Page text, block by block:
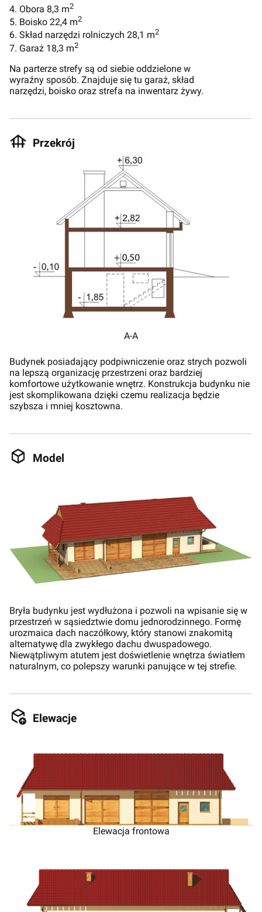
4. Obora 8,3 m2
5. Boisko 22,4 m2
6. Skład narzędzi rolniczych 28,1 m2
7. Garaż 18,3 m2
Na parterze strefy są od siebie oddzielone w
wyraźny sposób. Znajduje się tu garaż, skład
narzędzi, boisko oraz strefa na inwentarz żywy.
Przekrój
A-A
Budynek posiadający podpiwniczenie oraz strych pozwoli
na lepszą organizację przestrzeni oraz bardziej
komfortowe użytkowanie wnętrz. Konstrukcja budynku nie
jest skomplikowana dzięki czemu realizacja będzie
szybsza i mniej kosztowna.
Model
Bryła budynku jest wydłużona i pozwoli na wpisanie się w
przestrzeń w sąsiedztwie domu jednorodzinnego. Formę
urozmaica dach naczółkowy, który stanowi znakomitą
alternatywę dla zwykłego dachu dwuspadowego.
Niewątpliwym atutem jest doświetlenie wnętrza światłem
naturalnym, co polepszy warunki panujące w tej strefie.
Elewacje
Elewacja frontowa